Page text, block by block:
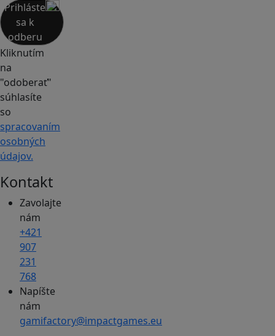
Prihláste
sa k
odberu
Kliknutím
na
"odoberať"
súhlasíte
so
spracovaním
osobných
údajov.
Kontakt
Zavolajte
nám
+421
907
231
768
Napíšte
nám
gamifactory@impactgames.eu